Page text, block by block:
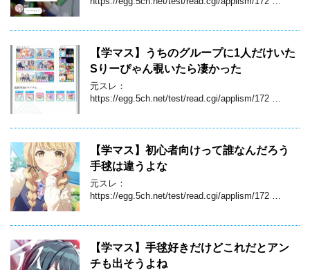
【学マス】うちのグループに1人だけいた
Sりーぴゃん覗いたら凄かった
元スレ：
https://egg.5ch.net/test/read.cgi/applism/172 …
【学マス】初心者向けって誰なんだろう
手毬は違うよな
元スレ：
https://egg.5ch.net/test/read.cgi/applism/172 …
【学マス】手毬好きだけどこれだとアン
チも出そうよね